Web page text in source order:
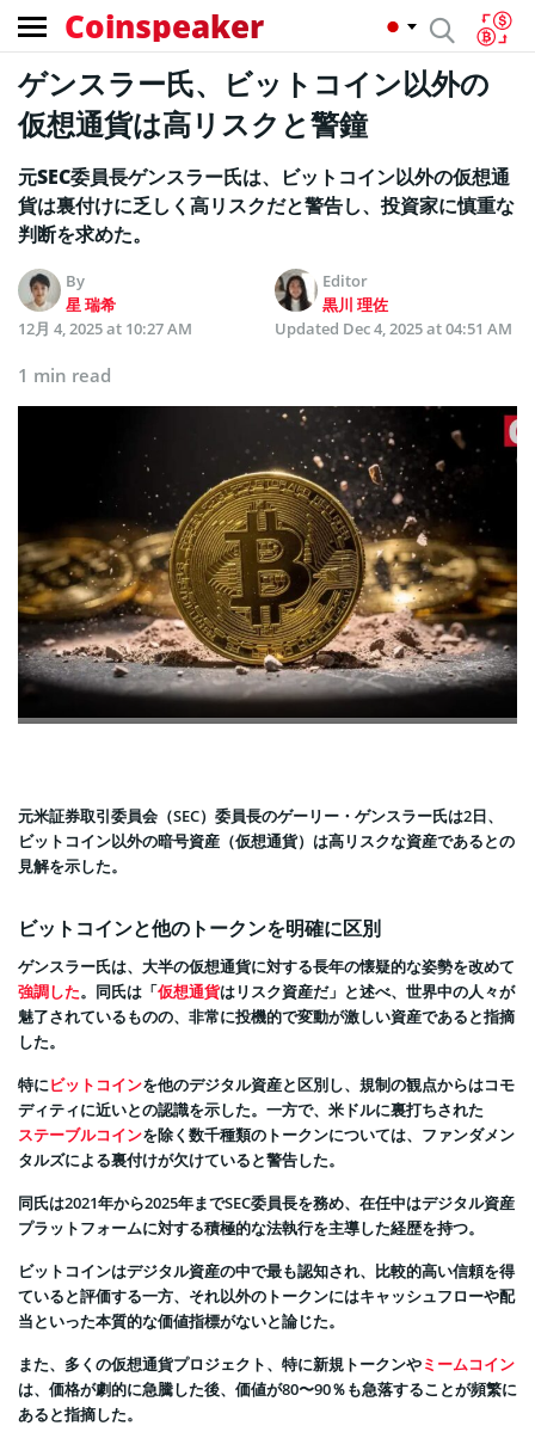
Coinspeaker
ゲンスラー氏、ビットコイン以外の
仮想通貨は高リスクと警鐘
元SEC委員長ゲンスラー氏は、ビットコイン以外の仮想通
貨は裏付けに乏しく高リスクだと警告し、投資家に慎重な
判断を求めた。
By
星 瑞希
Editor
黒川 理佐
12月 4, 2025 at 10:27 AM
Updated Dec 4, 2025 at 04:51 AM
1 min read
元米証券取引委員会（SEC）委員長のゲーリー・ゲンスラー氏は2日、
ビットコイン以外の暗号資産（仮想通貨）は高リスクな資産であるとの
見解を示した。
ビットコインと他のトークンを明確に区別
ゲンスラー氏は、大半の仮想通貨に対する長年の懐疑的な姿勢を改めて
強調した。同氏は「仮想通貨はリスク資産だ」と述べ、世界中の人々が
魅了されているものの、非常に投機的で変動が激しい資産であると指摘
した。
特にビットコインを他のデジタル資産と区別し、規制の観点からはコモ
ディティに近いとの認識を示した。一方で、米ドルに裏打ちされた
ステーブルコインを除く数千種類のトークンについては、ファンダメン
タルズによる裏付けが欠けていると警告した。
同氏は2021年から2025年までSEC委員長を務め、在任中はデジタル資産
プラットフォームに対する積極的な法執行を主導した経歴を持つ。
ビットコインはデジタル資産の中で最も認知され、比較的高い信頼を得
ていると評価する一方、それ以外のトークンにはキャッシュフローや配
当といった本質的な価値指標がないと論じた。
また、多くの仮想通貨プロジェクト、特に新規トークンやミームコイン
は、価格が劇的に急騰した後、価値が80〜90％も急落することが頻繁に
あると指摘した。